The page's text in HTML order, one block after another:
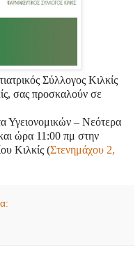
Σύλλογος Κιλκίς
σας προσκαλούν σε
Υγειονομικών – Νεότερα
ώρα 11:00 πμ στην
Κιλκίς (Στενημάχου 2,